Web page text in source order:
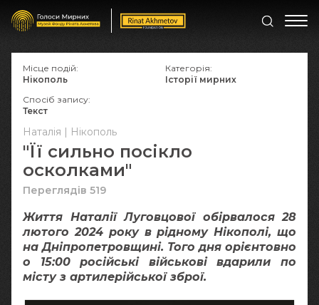
Наталія | Нікополь
"Її сильно посікло
осколками"
Переглядів 519
Життя Наталії Луговцової обірвалося 28
лютого 2024 року в рідному Нікополі, що
на Дніпропетровщині. Того дня орієнтовно
о 15:00 російські військові вдарили по
місту з артилерійської зброї.
Місце подій:
Нікополь
Категорія:
Історії мирних
Спосіб запису:
Текст